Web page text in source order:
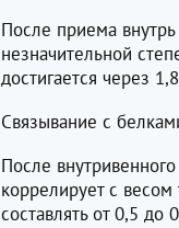
После приема
незначительной
достигается через
Связывание с
После
коррелирует с
составлять от 0,5 до